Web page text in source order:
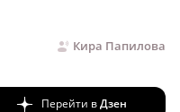
Кира Папилова
Перейти вДзен